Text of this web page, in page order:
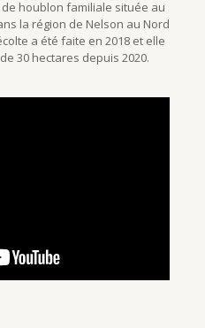
houblon familiale située au
la région de Nelson au Nord
a été faite en 2018 et elle
30 hectares depuis 2020.